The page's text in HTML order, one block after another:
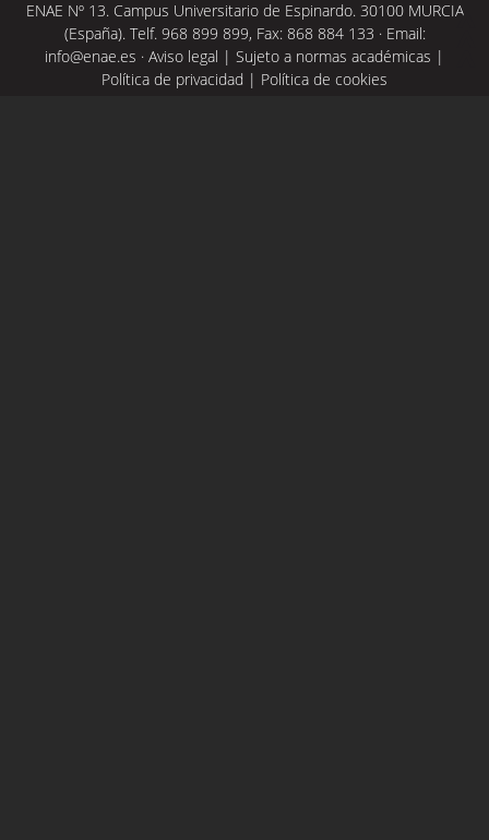
ENAE Nº 13. Campus Universitario de Espinardo. 30100 MURCIA
(España). Telf. 968 899 899, Fax: 868 884 133 · Email:
info@enae.es · Aviso legal | Sujeto a normas académicas |
Política de privacidad | Política de cookies